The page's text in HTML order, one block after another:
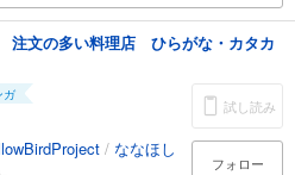
注文の多い料理店 ひらがな・カタカ
ガ
/ ななほし
試し読み
フォロー